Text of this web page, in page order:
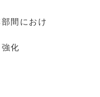
間におけ
化